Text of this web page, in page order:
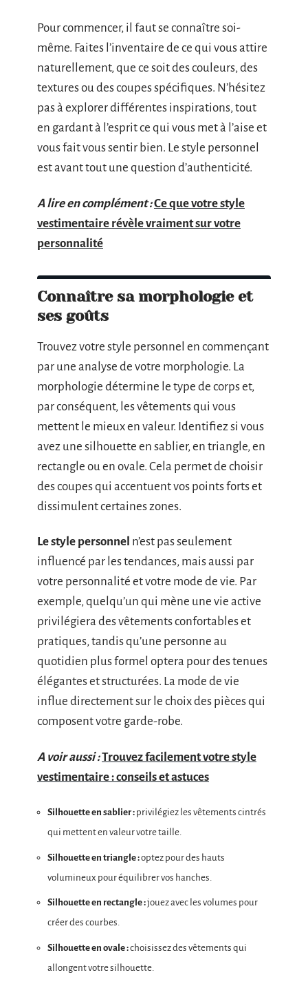
Pour commencer, il faut se connaître soi-
même. Faites l’inventaire de ce qui vous attire
naturellement, que ce soit des couleurs, des
textures ou des coupes spécifiques. N’hésitez
pas à explorer différentes inspirations, tout
en gardant à l’esprit ce qui vous met à l’aise et
vous fait vous sentir bien. Le style personnel
est avant tout une question d’authenticité.
A lire en complément :Ce que votre style
vestimentaire révèle vraiment sur votre
personnalité
Connaître sa morphologie et
ses goûts
Trouvez votre style personnel en commençant
par une analyse de votre morphologie. La
morphologie détermine le type de corps et,
par conséquent, les vêtements qui vous
mettent le mieux en valeur. Identifiez si vous
avez une silhouette en sablier, en triangle, en
rectangle ou en ovale. Cela permet de choisir
des coupes qui accentuent vos points forts et
dissimulent certaines zones.
Le style personnel n’est pas seulement
influencé par les tendances, mais aussi par
votre personnalité et votre mode de vie. Par
exemple, quelqu’un qui mène une vie active
privilégiera des vêtements confortables et
pratiques, tandis qu’une personne au
quotidien plus formel optera pour des tenues
élégantes et structurées. La mode de vie
influe directement sur le choix des pièces qui
composent votre garde-robe.
A voir aussi :Trouvez facilement votre style
vestimentaire : conseils et astuces
Silhouette en sablier : privilégiez les vêtements cintrés
qui mettent en valeur votre taille.
Silhouette en triangle :optez pour des hauts
volumineux pour équilibrer vos hanches.
Silhouette en rectangle :jouez avec les volumes pour
créer des courbes.
Silhouette en ovale :choisissez des vêtements qui
allongent votre silhouette.